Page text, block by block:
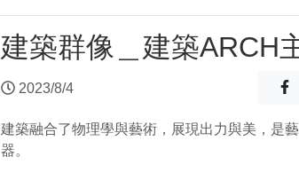
建築群像＿建築ARCH
2023/8/4 分
建築融合了物理學與藝術，展現出力與美，是
器。